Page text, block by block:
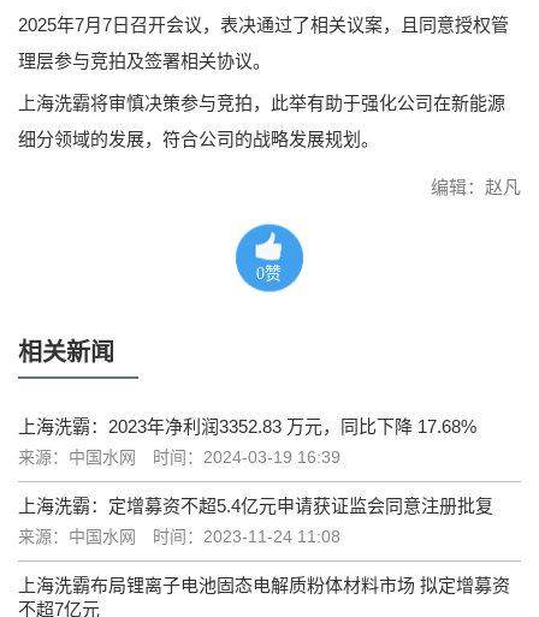
2025年7月7日召开会议，表决通过了相关议案，且同意授权管
理层参与竞拍及签署相关协议。
上海洗霸将审慎决策参与竞拍，此举有助于强化公司在新能源
细分领域的发展，符合公司的战略发展规划。
编辑：赵凡
0赞
相关新闻
上海洗霸：2023年净利润3352.83 万元，同比下降 17.68%
来源：中国水网 时间：2024-03-19 16:39
上海洗霸：定增募资不超5.4亿元申请获证监会同意注册批复
来源：中国水网 时间：2023-11-24 11:08
上海洗霸布局锂离子电池固态电解质粉体材料市场 拟定增募资
不超7亿元